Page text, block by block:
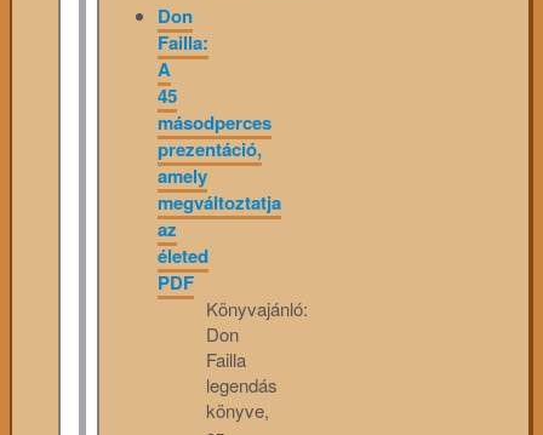
Don
Failla:
A
45
másodperces
prezentáció,
amely
megváltoztatja
az
életed
PDF
Könyvajánló:
Don
Failla
legendás
könyve,